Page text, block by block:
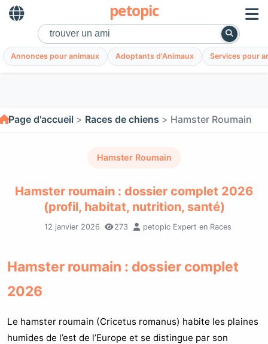
petopic
Annonces pour animaux Adoptants d'Animaux Services pour
Page d'accueil Races de chiens Hamster Roumain
Hamster Roumain
Hamster roumain : dossier complet 2026
(profil, habitat, nutrition, santé)
12 janvier 2026 273 petopic Expert en Races
Hamster roumain : dossier complet
2026
Le hamster roumain (Cricetus romanus) habite les plaines
humides de l’est de l’Europe et se distingue par son